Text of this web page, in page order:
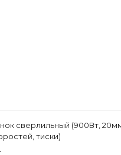
сверлильный (900Вт,
тиски)